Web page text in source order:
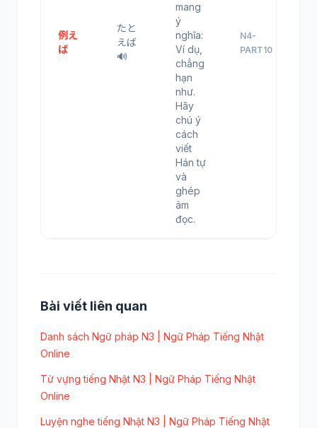
例え
ば
たと
えば
🔊
mang
ý
nghĩa:
Ví dụ,
chẳng
hạn
như.
Hãy
chú ý
cách
viết
Hán tự
và
ghép
âm
đọc.
N4-
PART10
Bài viết liên quan
Danh sách Ngữ pháp N3 | Ngữ Pháp Tiếng Nhật
Online
Từ vựng tiếng Nhật N3 | Ngữ Pháp Tiếng Nhật
Online
Luyện nghe tiếng Nhật N3 | Ngữ Pháp Tiếng Nhật